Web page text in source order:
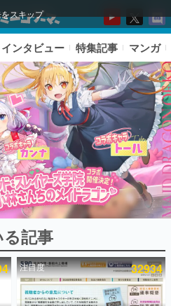
スキップ
事ランキング
インタビュー 特集記事 マンガ
記事
注目度 32934